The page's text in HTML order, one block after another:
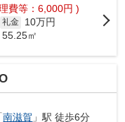
費等：6,000円 )
礼金
10万円
㎡
南滋賀 」駅 徒歩6分